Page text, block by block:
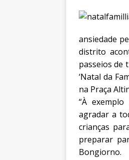
ansiedade
distrito
passeios de
‘Natal da
na Praça
“À
agradar a
crianças
preparar
Bongiorno.